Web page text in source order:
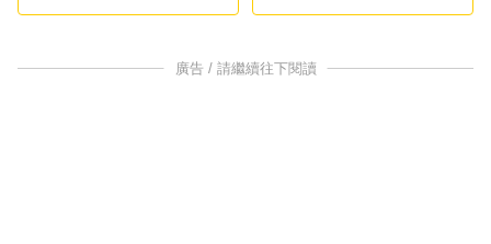
神祕病因
廣告 / 請繼續往下閱讀